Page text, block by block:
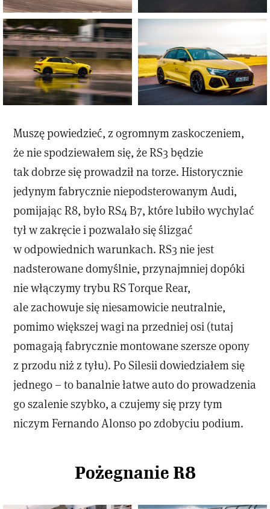
Muszę powiedzieć, z ogromnym zaskoczeniem,
że nie spodziewałem się, że RS3 będzie
tak dobrze się prowadził na torze. Historycznie
jedynym fabrycznie niepodsterowanym Audi,
pomijając R8, było RS4 B7, które lubiło wychylać
tył w zakręcie i pozwalało się ślizgać
w odpowiednich warunkach. RS3 nie jest
nadsterowane domyślnie, przynajmniej dopóki
nie włączymy trybu RS Torque Rear,
ale zachowuje się niesamowicie neutralnie,
pomimo większej wagi na przedniej osi (tutaj
pomagają fabrycznie montowane szersze opony
z przodu niż z tyłu). Po Silesii dowiedziałem się
jednego – to banalnie łatwe auto do prowadzenia
go szalenie szybko, a czujemy się przy tym
niczym Fernando Alonso po zdobyciu podium.
Pożegnanie R8